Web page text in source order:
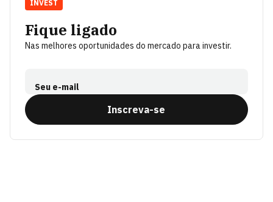
Fique ligado
Nas melhores oportunidades do mercado para investir.
Seu e-mail
Inscreva-se
INVEST